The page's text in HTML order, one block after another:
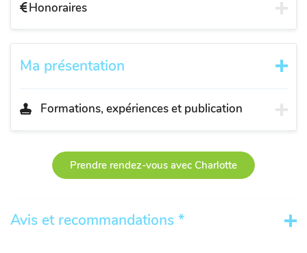
Honoraires
Ma présentation
Formations, expériences et publication
Prendre rendez-vous avec Charlotte
Avis et recommandations *